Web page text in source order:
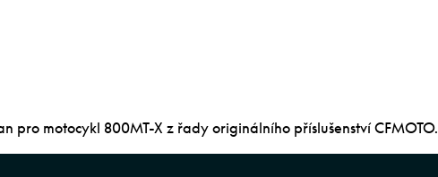
pro motocykl 800MT-X z řady originálního příslušenství CFMOTO.